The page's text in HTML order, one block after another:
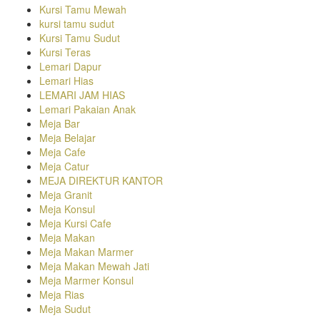
Kursi Tamu Mewah
kursi tamu sudut
Kursi Tamu Sudut
Kursi Teras
Lemari Dapur
Lemari Hias
LEMARI JAM HIAS
Lemari Pakaian Anak
Meja Bar
Meja Belajar
Meja Cafe
Meja Catur
MEJA DIREKTUR KANTOR
Meja Granit
Meja Konsul
Meja Kursi Cafe
Meja Makan
Meja Makan Marmer
Meja Makan Mewah Jati
Meja Marmer Konsul
Meja Rias
Meja Sudut